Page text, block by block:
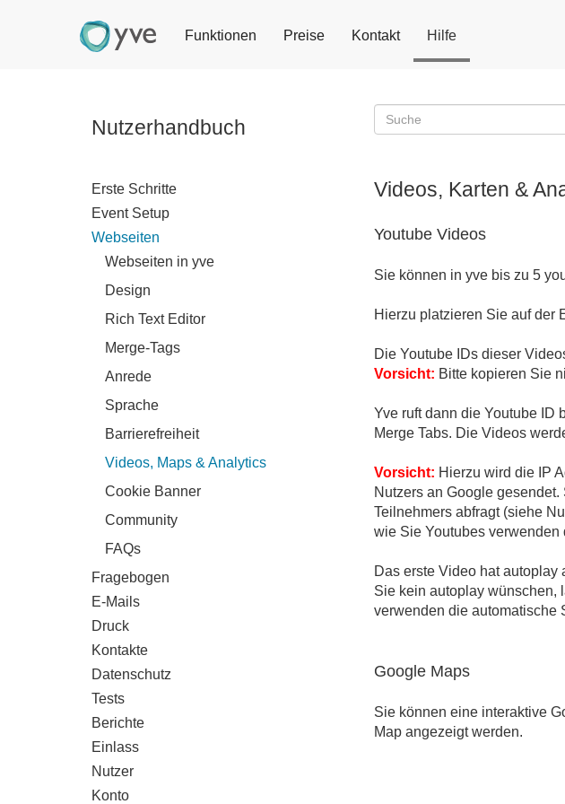
Funktionen Preise Kontakt Hilfe
Nutzerhandbuch
Erste Schritte
Event Setup
Webseiten
Webseiten in yve
Design
Rich Text Editor
Merge-Tags
Anrede
Sprache
Barrierefreiheit
Videos, Maps & Analytics
Cookie Banner
Community
FAQs
Fragebogen
E-Mails
Druck
Kontakte
Datenschutz
Tests
Berichte
Einlass
Nutzer
Konto
Videos, Karten &
Youtube Videos
Sie können in yve bis zu 5
Hierzu platzieren Sie auf der
Die Youtube IDs dieser
Vorsicht: Bitte kopieren Sie
Yve ruft dann die Youtube ID
Merge Tabs. Die Videos
Vorsicht: Hierzu wird die IP
Nutzers an Google
Teilnehmers abfragt (siehe
wie Sie Youtubes verwenden
Das erste Video hat
Sie kein autoplay wünschen,
verwenden die automatische
Google Maps
Sie können eine interaktive
Map angezeigt werden.